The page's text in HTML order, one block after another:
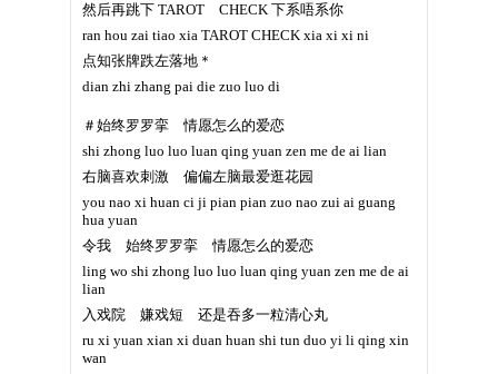
然后再跳下 TAROT CHECK 下系唔系你
ran hou zai tiao xia TAROT CHECK xia xi xi ni
点知张牌跌左落地＊
dian zhi zhang pai die zuo luo di
＃始终罗罗挛 情愿怎么的爱恋
shi zhong luo luo luan qing yuan zen me de ai lian
右脑喜欢刺激 偏偏左脑最爱逛花园
you nao xi huan ci ji pian pian zuo nao zui ai guang
hua yuan
令我 始终罗罗挛 情愿怎么的爱恋
ling wo shi zhong luo luo luan qing yuan zen me de ai
lian
入戏院 嫌戏短 还是吞多一粒清心丸
ru xi yuan xian xi duan huan shi tun duo yi li qing xin
wan